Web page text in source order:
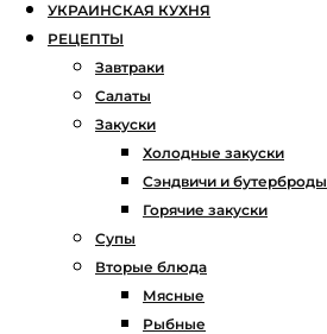
УКРАИНСКАЯ КУХНЯ
РЕЦЕПТЫ
Завтраки
Салаты
Закуски
Холодные закуски
Сэндвичи и бутерброды
Горячие закуски
Супы
Вторые блюда
Мясные
Рыбные